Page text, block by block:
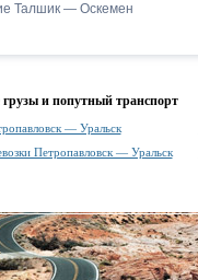
Талшик — Оскемен
и попутный транспорт
— Уральск
Петропавловск — Уральск